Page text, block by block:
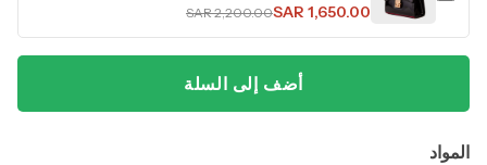
SAR 1,650.00
SAR 2,200.00
أضف إلى السلة
المواد